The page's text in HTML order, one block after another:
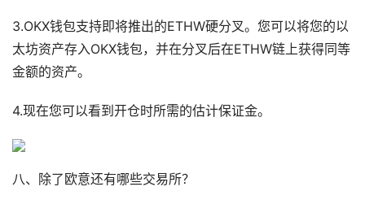
3.OKX钱包支持即将推出的ETHW硬分叉。您可以将您的以
太坊资产存入OKX钱包，并在分叉后在ETHW链上获得同等
金额的资产。
4.现在您可以看到开仓时所需的估计保证金。
八、除了欧意还有哪些交易所？